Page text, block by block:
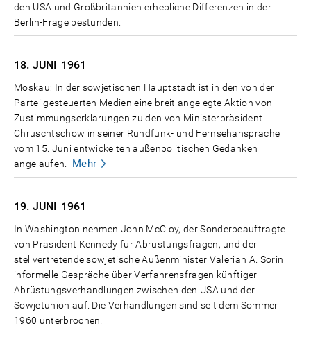
den USA und Großbritannien erhebliche Differenzen in der
Berlin-Frage bestünden.
18. JUNI 1961
Moskau: In der sowjetischen Hauptstadt ist in den von der
Partei gesteuerten Medien eine breit angelegte Aktion von
Zustimmungserklärungen zu den von Ministerpräsident
Chruschtschow in seiner Rundfunk- und Fernsehansprache
vom 15. Juni entwickelten außenpolitischen Gedanken
angelaufen.
Mehr
19. JUNI 1961
In Washington nehmen John McCloy, der Sonderbeauftragte
von Präsident Kennedy für Abrüstungsfragen, und der
stellvertretende sowjetische Außenminister Valerian A. Sorin
informelle Gespräche über Verfahrensfragen künftiger
Abrüstungsverhandlungen zwischen den USA und der
Sowjetunion auf. Die Verhandlungen sind seit dem Sommer
1960 unterbrochen.